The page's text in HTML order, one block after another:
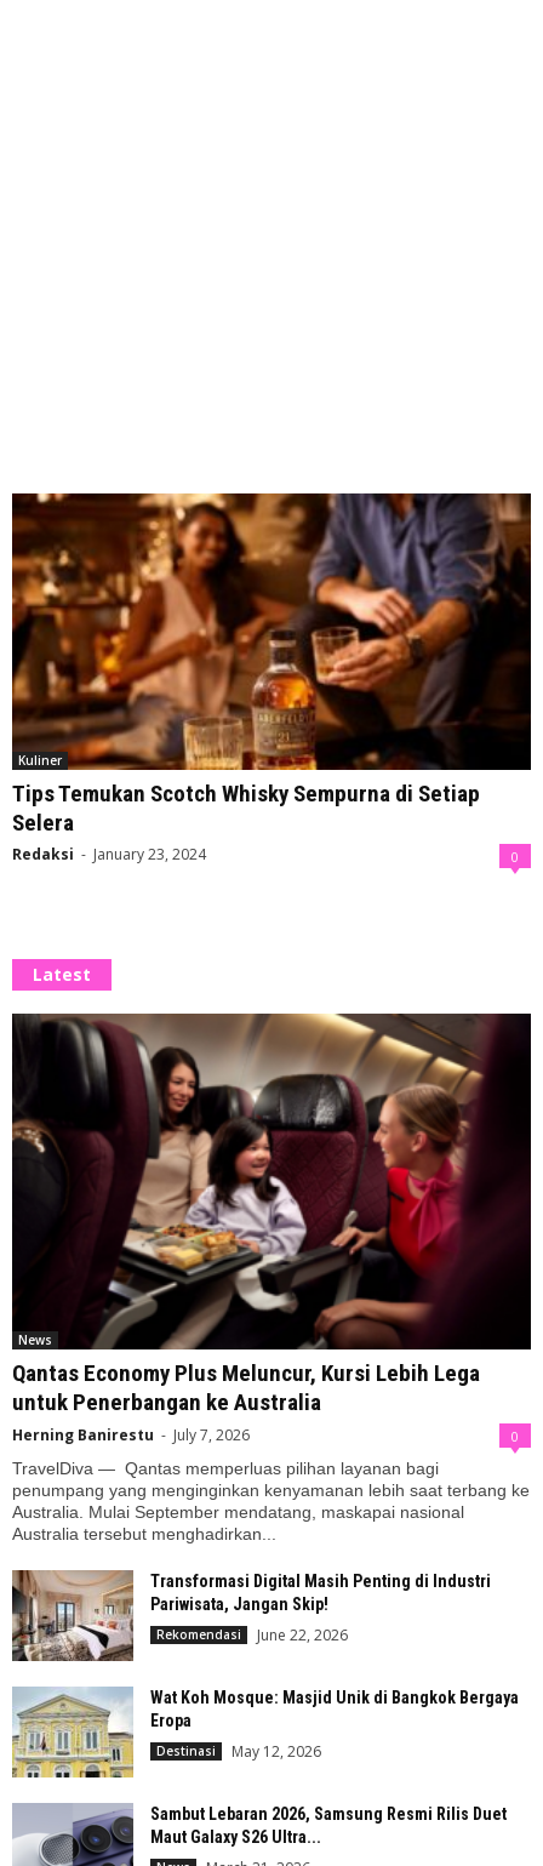
Kuliner
Tips Temukan Scotch Whisky Sempurna di Setiap
Selera
Redaksi - January 23, 2024 0
Latest
News
Qantas Economy Plus Meluncur, Kursi Lebih Lega
untuk Penerbangan ke Australia
Herning Banirestu - July 7, 2026 0
TravelDiva — Qantas memperluas pilihan layanan bagi
penumpang yang menginginkan kenyamanan lebih saat terbang ke
Australia. Mulai September mendatang, maskapai nasional
Australia tersebut menghadirkan...
Transformasi Digital Masih Penting di Industri
Pariwisata, Jangan Skip!
Rekomendasi June 22, 2026
Wat Koh Mosque: Masjid Unik di Bangkok Bergaya
Eropa
Destinasi May 12, 2026
Sambut Lebaran 2026, Samsung Resmi Rilis Duet
Maut Galaxy S26 Ultra...